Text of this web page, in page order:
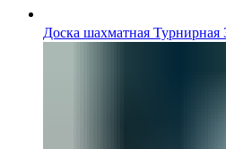
Доска шахматная Турнирная